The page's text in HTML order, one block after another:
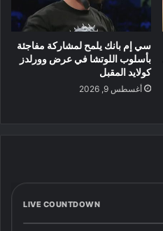
سي إم بانك يلمح لمشاركة مفاجئة
بأسلوب اللوتشا في عرض وورلدز
كولايد المقبل
أغسطس 9, 2026
LIVE COUNTDOWN